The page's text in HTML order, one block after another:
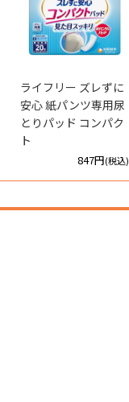
ライフリー ズレずに
安心 紙パンツ専用尿
とりパッド コンパク
ト
847円(税込)